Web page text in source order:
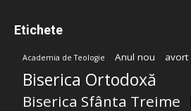
Etichete
Academia de Teologie Anul nou avort
Biserica Ortodoxă
Biserica Sfânta Treime